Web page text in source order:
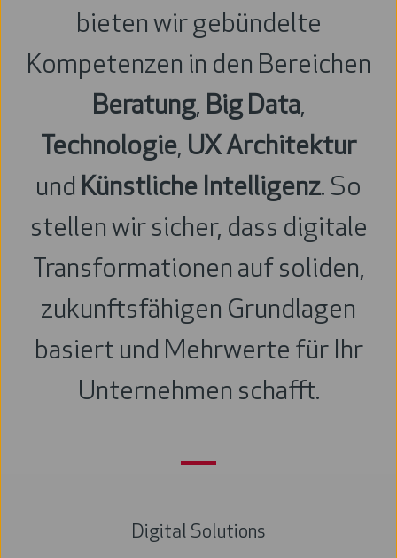
bieten wir gebündelte
Kompetenzen in den Bereichen
Beratung, Big Data,
Technologie, UX Architektur
und Künstliche Intelligenz. So
stellen wir sicher, dass digitale
Transformationen auf soliden,
zukunftsfähigen Grundlagen
basiert und Mehrwerte für Ihr
Unternehmen schafft.
Digital Solutions